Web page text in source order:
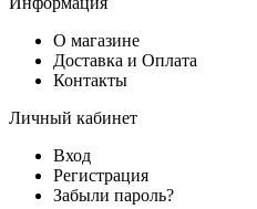
О магазине
Доставка и Оплата
Контакты
Личный кабинет
Вход
Регистрация
Забыли пароль?